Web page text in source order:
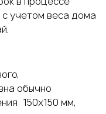
учетом веса дома
обычно
150х150 мм,